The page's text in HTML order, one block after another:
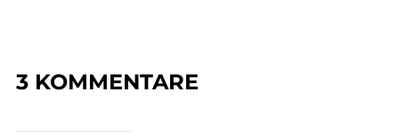
3 KOMMENTARE